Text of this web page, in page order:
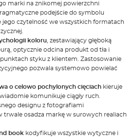
marki na znikomej powierzchni
podejście do symbolu
czytelność we wszystkich formatach
koloru , zestawiający głęboką
optycznie odcina produkt od tła i
styku z klientem. Zastosowanie
pozwala systemowo powielać
o celowo pochylonych cięciach kieruje
komunikuje ciągły ruch.
designu z fotografiami
trwale osadza markę w surowych realiach
book kodyfikuje wszystkie wytyczne i